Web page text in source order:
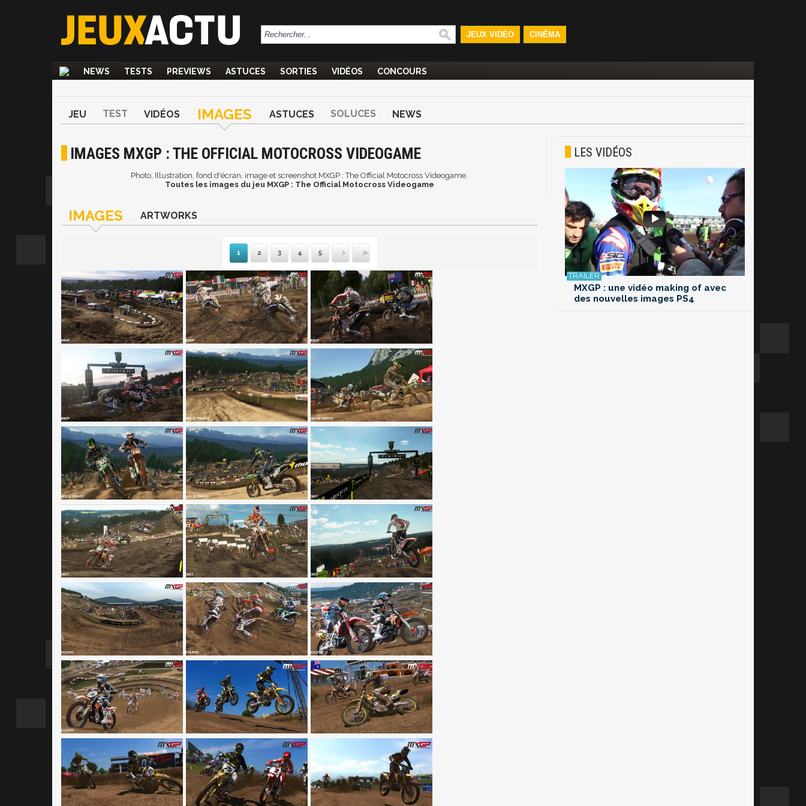
JEUX VIDÉO CINÉMA
NEWS TESTS PREVIEWS ASTUCES SORTIES VIDÉOS CONCOURS
JEU TEST VIDÉOS IMAGES ASTUCES SOLUCES NEWS
IMAGES MXGP : THE OFFICIAL MOTOCROSS VIDEOGAME
Photo, Illustration, fond d'écran, image et screenshot MXGP : The Official Motocross Videogame.
Toutes les images du jeu MXGP : The Official Motocross Videogame
IMAGES ARTWORKS
1 2 3 4 5
Suivante
Dernière
LES VIDÉOS
MXGP : une vidéo making of avec
des nouvelles images PS4